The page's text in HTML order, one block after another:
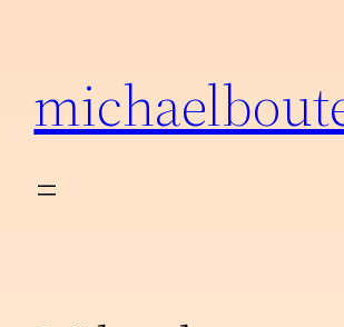
springen